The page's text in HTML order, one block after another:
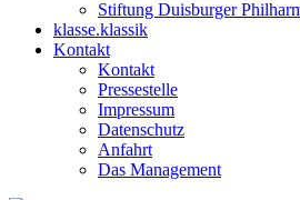
Stiftung Duisburger
klasse.klassik
Kontakt
Kontakt
Pressestelle
Impressum
Datenschutz
Anfahrt
Das Management